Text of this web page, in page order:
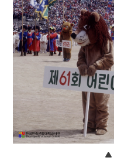
3 검안
4 신구대학교
5 황후
6 공민왕
7 기축옥사
8
심회
10 영도중학교